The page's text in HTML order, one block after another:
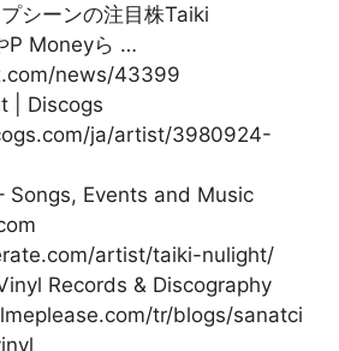
シーンの注目株Taiki
P Moneyら …
news/43399
| Discogs
ja/artist/3980924-
Songs, Events and Music
artist/taiki-nulight/
Records & Discography
tr/blogs/sanatci